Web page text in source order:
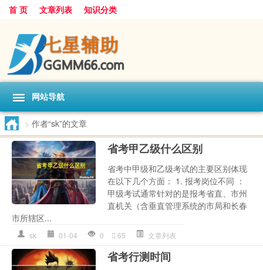
首 页 文章列表 知识分类
网站导航
> 作者“sk”的文章
省考甲乙级什么区别
省考中甲级和乙级考试的主要区别体现
在以下几个方面： 1. 报考岗位不同 ：
甲级考试通常针对的是报考省直、市州
直机关（含垂直管理系统的市局和长春
市所辖区...
sk 01-04 0 65 文章列表
省考行测时间